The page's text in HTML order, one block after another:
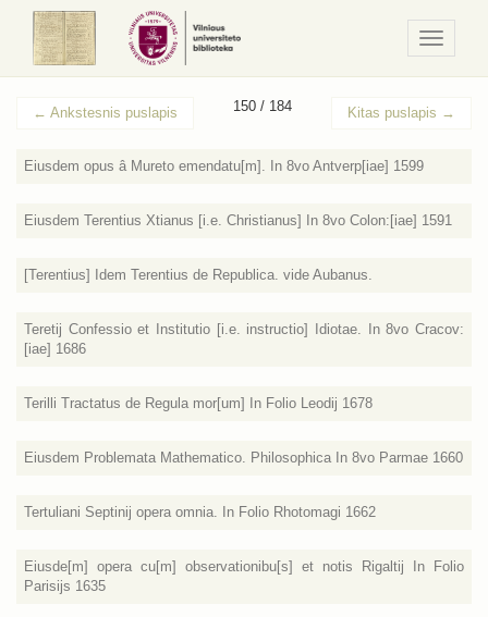
/
Meniu
← Ankstesnis puslapis 150 / 184 Kitas puslapis →
Eiusdem opus â Mureto emendatu[m]. In 8vo Antverp[iae] 1599
Eiusdem Terentius Xtianus [i.e. Christianus] In 8vo Colon:[iae] 1591
[Terentius] Idem Terentius de Republica. vide Aubanus.
Teretij Confessio et Institutio [i.e. instructio] Idiotae. In 8vo Cracov:
[iae] 1686
Terilli Tractatus de Regula mor[um] In Folio Leodij 1678
Eiusdem Problemata Mathematico. Philosophica In 8vo Parmae 1660
Tertuliani Septinij opera omnia. In Folio Rhotomagi 1662
Eiusde[m] opera cu[m] observationibu[s] et notis Rigaltij In Folio
Parisijs 1635